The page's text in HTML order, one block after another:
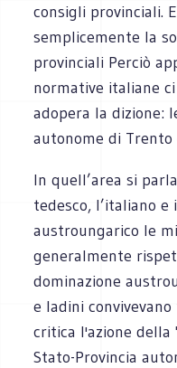
consigli provinciali.
semplicemente la
provinciali Perciò
normative italiane
adopera la dizione:
autonome di Trento
In quell’area si
tedesco, l’italiano
austroungarico le
generalmente
dominazione
e ladini
critica l'azione della
Stato-Provincia